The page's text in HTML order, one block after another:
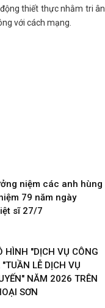
thiết thực nhằm tri ân
với cách mạng.
niệm các anh hùng
79 năm ngày
sĩ 27/7
HÌNH "DỊCH VỤ CÔNG
LỄ DỊCH VỤ
NĂM 2026 TRÊN
SƠN